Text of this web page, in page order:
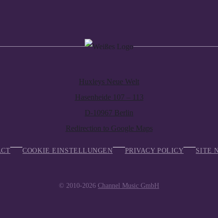
Huxleys Neue Welt
Hasenheide 107 – 113
D-10967 Berlin
Redirection to Google Maps
COOKIE EINSTELLUNGEN PRIVACY POLICY SITE
© 2010-2026 Channel Music GmbH